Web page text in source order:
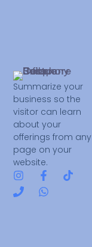
Summarize your
business so the
visitor can learn
about your
offerings from any
page on your
website.